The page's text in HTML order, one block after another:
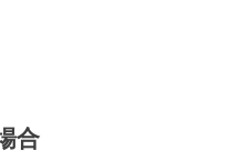
合